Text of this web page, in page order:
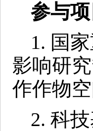
参与项
1. 国
影响研
作作物
2. 科